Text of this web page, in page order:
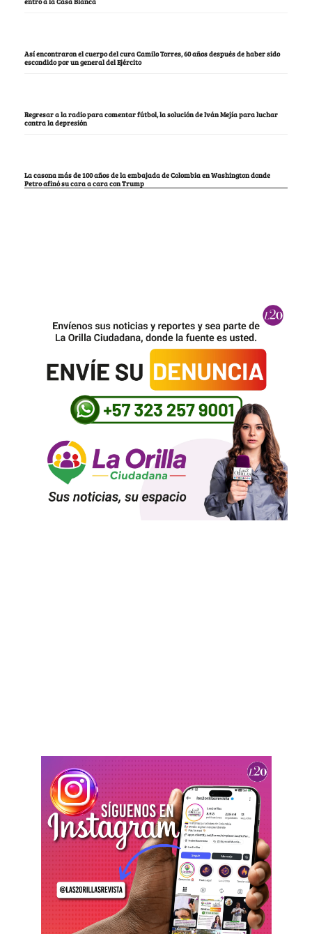
Así encontraron el cuerpo del cura Camilo Torres, 60 años después de haber sido
escondido por un general del Ejército
Regresar a la radio para comentar fútbol, la solución de Iván Mejía para luchar
contra la depresión
La casona más de 100 años de la embajada de Colombia en Washington donde
Petro afinó su cara a cara con Trump